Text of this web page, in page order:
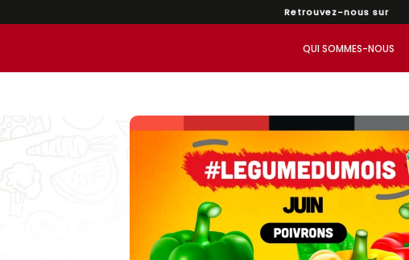
Retrouvez-nous sur
QUI SOMMES-NOUS